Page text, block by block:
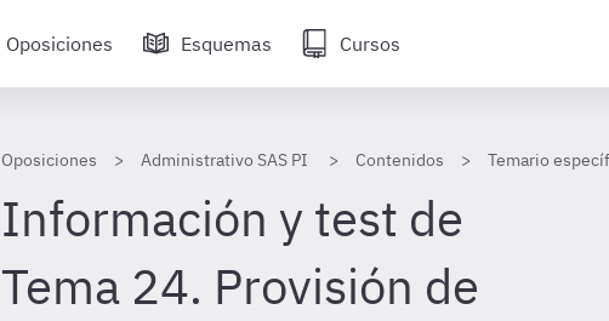
Oposiciones Esquemas Cursos
Oposiciones Administrativo SAS PI Contenidos Temario
Información y test de
Tema 24. Provisión de